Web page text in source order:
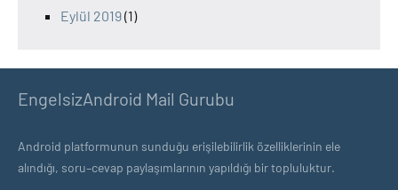
Eylül 2019(1)
EngelsizAndroid Mail Gurubu
Android platformunun sunduğu erişilebilirlik özelliklerinin ele
alındığı, soru–cevap paylaşımlarının yapıldığı bir topluluktur.